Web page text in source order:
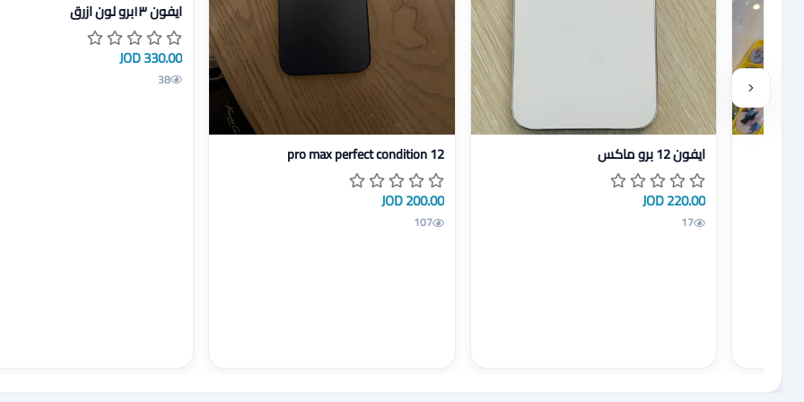
عرض تفاصيل ايفون 12 برو ماكس
ايفون 12 برو ماكس
220.00 JOD
17
عرض تفاصيل 12 pro max perfect condition
12 pro max perfect condition
200.00 JOD
107
ايفون ١٣برو لون ازرق
330.00 JOD
38